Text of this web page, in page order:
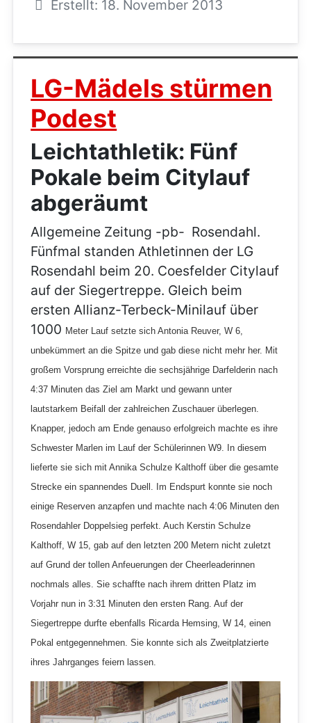
Erstellt: 18. November 2013
LG-Mädels stürmen
Podest
Leichtathletik: Fünf
Pokale beim Citylauf
abgeräumt
Allgemeine Zeitung -pb- Rosendahl.
Fünfmal standen Athletinnen der LG
Rosendahl beim 20. Coesfelder Citylauf
auf der Siegertreppe. Gleich beim
ersten Allianz-Terbeck-Minilauf über
1000 Meter Lauf setzte sich Antonia Reuver, W 6,
unbekümmert an die Spitze und gab diese nicht mehr her. Mit
großem Vorsprung erreichte die sechsjährige Darfelderin nach
4:37 Minuten das Ziel am Markt und gewann unter
lautstarkem Beifall der zahlreichen Zuschauer überlegen.
Knapper, jedoch am Ende genauso erfolgreich machte es ihre
Schwester Marlen im Lauf der Schülerinnen W9. In diesem
lieferte sie sich mit Annika Schulze Kalthoff über die gesamte
Strecke ein spannendes Duell. Im Endspurt konnte sie noch
einige Reserven anzapfen und machte nach 4:06 Minuten den
Rosendahler Doppelsieg perfekt. Auch Kerstin Schulze
Kalthoff, W 15, gab auf den letzten 200 Metern nicht zuletzt
auf Grund der tollen Anfeuerungen der Cheerleaderinnen
nochmals alles. Sie schaffte nach ihrem dritten Platz im
Vorjahr nun in 3:31 Minuten den ersten Rang. Auf der
Siegertreppe durfte ebenfalls Ricarda Hemsing, W 14, einen
Pokal entgegennehmen. Sie konnte sich als Zweitplatzierte
ihres Jahrganges feiern lassen.